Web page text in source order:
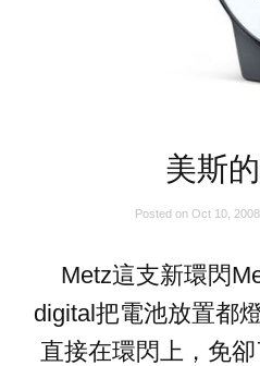
美斯
Posted on Oct 10, 2008
Metz這支新環閃
digital把電池放置都
直接在環閃上，免